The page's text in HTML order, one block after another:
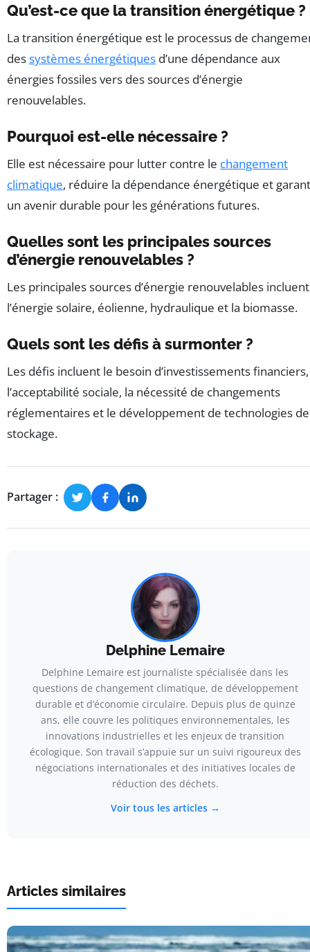
Qu’est-ce que la transition énergétique ?
La transition énergétique est le processus de
dessystèmes énergétiques d’une dépendance aux
énergies fossiles vers des sources d’énergie
renouvelables.
Pourquoi est-elle nécessaire ?
Elle est nécessaire pour lutter contre le changement
climatique, réduire la dépendance énergétique et
un avenir durable pour les générations futures.
Quelles sont les principales sources
d’énergie renouvelables ?
Les principales sources d’énergie renouvelables incluent
l’énergie solaire, éolienne, hydraulique et la biomasse.
Quels sont les défis à surmonter ?
Les défis incluent le besoin d’investissements financiers,
l’acceptabilité sociale, la nécessité de changements
réglementaires et le développement de technologies de
stockage.
Partager :
Delphine Lemaire
Delphine Lemaire est journaliste spécialisée dans les
questions de changement climatique, de développement
durable et d’économie circulaire. Depuis plus de quinze
ans, elle couvre les politiques environnementales, les
innovations industrielles et les enjeux de transition
écologique. Son travail s’appuie sur un suivi rigoureux des
négociations internationales et des initiatives locales de
réduction des déchets.
Voir tous les articles →
Articles similaires